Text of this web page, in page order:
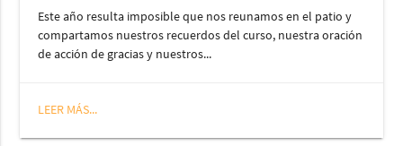
Este año resulta imposible que nos reunamos en el patio y
compartamos nuestros recuerdos del curso, nuestra oración
de acción de gracias y nuestros...
LEER MÁS...